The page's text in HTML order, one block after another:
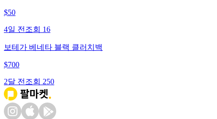
$50
4일 전 조회 16
보테가 베네타 블랙 클러치백
$700
2달 전 조회 250